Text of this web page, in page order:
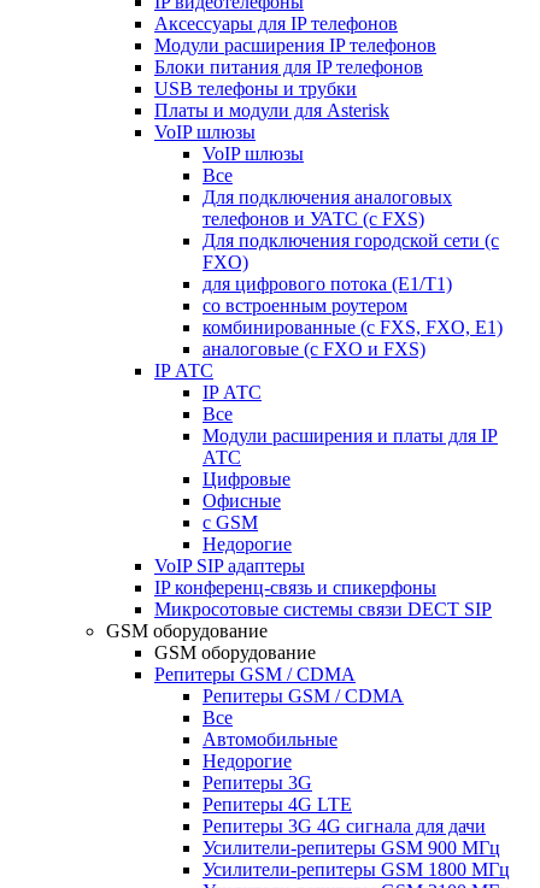
Аксессуары для IP телефонов
Модули расширения IP телефонов
Блоки питания для IP телефонов
USB телефоны и трубки
Платы и модули для Asterisk
VoIP шлюзы
VoIP шлюзы
Все
Для подключения аналоговых
телефонов и УАТС (с FXS)
Для подключения городской сети (с
FXO)
для цифрового потока (E1/T1)
со встроенным роутером
комбинированные (c FXS, FXO, E1)
аналоговые (с FXO и FXS)
IP АТС
IP АТС
Все
Модули расширения и платы для IP
АТС
Цифровые
Офисные
с GSM
Недорогие
VoIP SIP адаптеры
IP конференц-связь и спикерфоны
Микросотовые системы связи DECT SIP
GSM оборудование
GSM оборудование
Репитеры GSM / CDMA
Репитеры GSM / CDMA
Все
Автомобильные
Недорогие
Репитеры 3G
Репитеры 4G LTE
Репитеры 3G 4G сигнала для дачи
Усилители-репитеры GSM 900 МГц
Усилители-репитеры GSM 1800 МГц